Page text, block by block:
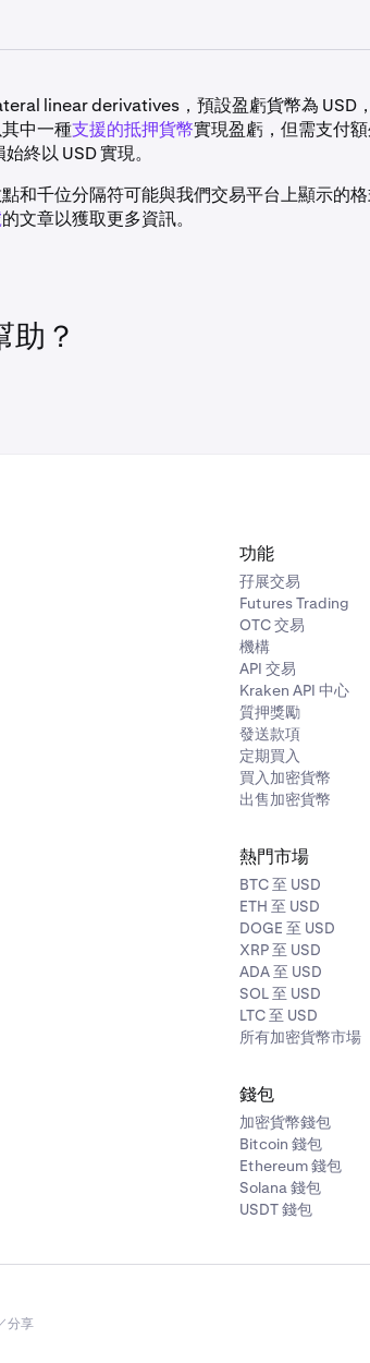
買入 5 份 BTC derivatives
賣出 5 份 BTC derivatives
* 5 BTC = 25,000 USD
linear derivatives，預設盈虧貨幣為 USD
中一種支援的抵押貨幣實現盈虧，但需支付
終以 USD 實現。
和千位分隔符可能與我們交易平台上顯示的
的文章以獲取更多資訊。
助？
功能
孖展交易
Futures Trading
OTC 交易
機構
API 交易
Kraken API 中心
質押獎勵
發送款項
定期買入
買入加密貨幣
出售加密貨幣
熱門市場
BTC 至 USD
ETH 至 USD
DOGE 至 USD
XRP 至 USD
ADA 至 USD
SOL 至 USD
LTC 至 USD
所有加密貨幣市場
錢包
加密貨幣錢包
Bitcoin 錢包
Ethereum 錢包
Solana 錢包
USDT 錢包
分享